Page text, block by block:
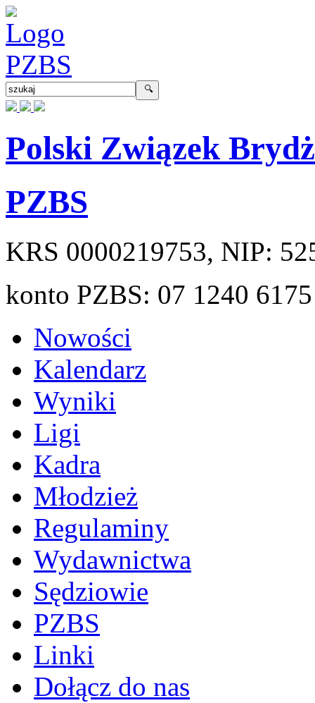
Polski Związek
PZBS
KRS 0000219753, NIP:
konto PZBS: 07 1240
Nowości
Kalendarz
Wyniki
Ligi
Kadra
Młodzież
Regulaminy
Wydawnictwa
Sędziowie
PZBS
Linki
Dołącz do nas